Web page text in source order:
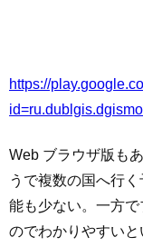
https://
Web ブラウザ版も
うで複数の国へ行
能も少ない。一方
のでわかりやすい